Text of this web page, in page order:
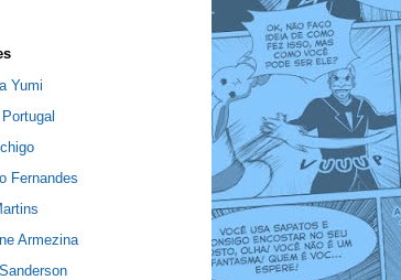
Yumi
Fernandes
Armezina